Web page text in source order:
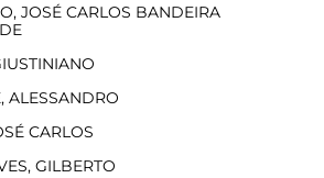
JOSÉ CARLOS BANDEIRA
ALESSANDRO
CARLOS
GILBERTO